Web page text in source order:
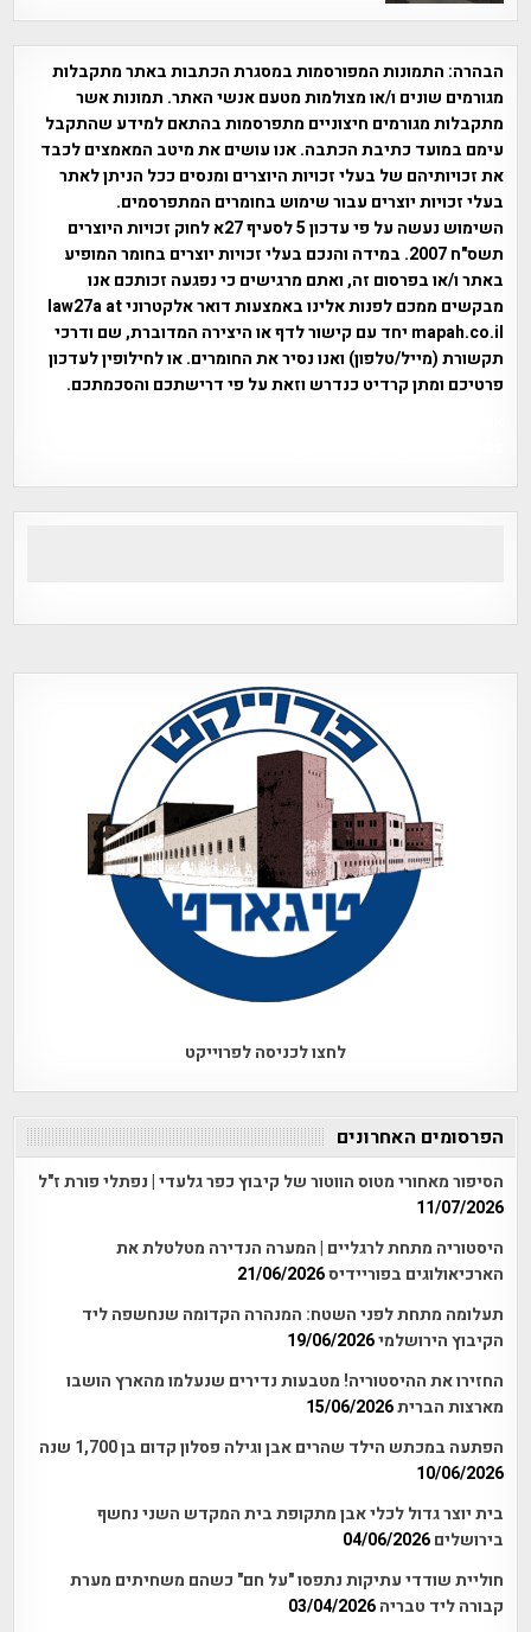
הבהרה: התמונות המפורסמות במסגרת הכתבות באתר מתקבלות
מגורמים שונים ו/או מצולמות מטעם אנשי האתר. תמונות אשר
מתקבלות מגורמים חיצוניים מתפרסמות בהתאם למידע שהתקבל
עימם במועד כתיבת הכתבה. אנו עושים את מיטב המאמצים לכבד
את זכויותיהם של בעלי זכויות היוצרים ומנסים ככל הניתן לאתר
בעלי זכויות יוצרים עבור שימוש בחומרים המתפרסמים.
השימוש נעשה על פי עדכון 5 לסעיף 27א לחוק זכויות היוצרים
תשס"ח 2007. במידה והנכם בעלי זכויות יוצרים בחומר המופיע
באתר ו/או בפרסום זה, ואתם מרגישים כי נפגעה זכותכם אנו
מבקשים ממכם לפנות אלינו באמצעות דואר אלקטרוני law27a at
mapah.co.il יחד עם קישור לדף או היצירה המדוברת, שם ודרכי
תקשורת (מייל/טלפון) ואנו נסיר את החומרים. או לחילופין לעדכון
פרטיכם ומתן קרדיט כנדרש וזאת על פי דרישתכם והסכמתכם.
לחצו לכניסה לפרוייקט
הפרסומים האחרונים
הסיפור מאחורי מטוס הווטור של קיבוץ כפר גלעדי | נפתלי פורת ז"ל
11/07/2026
היסטוריה מתחת לרגליים | המערה הנדירה מטלטלת את
הארכיאולוגים בפוריידיס21/06/2026
תעלומה מתחת לפני השטח: המנהרה הקדומה שנחשפה ליד
הקיבוץ הירושלמי19/06/2026
החזירו את ההיסטוריה! מטבעות נדירים שנעלמו מהארץ הושבו
מארצות הברית15/06/2026
הפתעה במכתש הילד שהרים אבן וגילה פסלון קדום בן 1,700 שנה
10/06/2026
בית יוצר גדול לכלי אבן מתקופת בית המקדש השני נחשף
בירושלים 04/06/2026
חוליית שודדי עתיקות נתפסו "על חם" כשהם משחיתים מערת
קבורה ליד טבריה 03/04/2026